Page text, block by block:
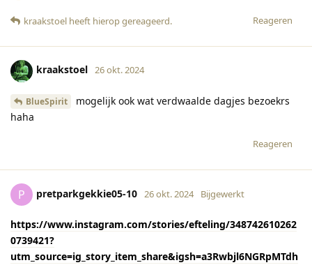
Reageren
kraakstoel heeft hierop gereageerd.
kraakstoel 26 okt. 2024
BlueSpirit
mogelijk ook wat verdwaalde dagjes bezoekrs
haha
Reageren
P pretparkgekkie05-10 26 okt. 2024 Bijgewerkt
https://www.instagram.com/stories/efteling/348742610262
0739421?
utm_source=ig_story_item_share&igsh=a3Rwbjl6NGRpMTdh